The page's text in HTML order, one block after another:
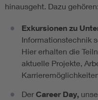
hinausgeht. Dazu gehören:
Exkursionen zu
Informationstechnik
Hier erhalten die
aktuelle Projekte,
DerCareer Day,